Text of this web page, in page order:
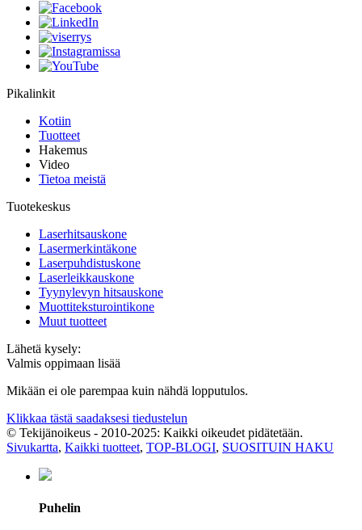
Pikalinkit
Kotiin
Tuotteet
Hakemus
Video
Tietoa meistä
Tuotekeskus
Laserhitsauskone
Lasermerkintäkone
Laserpuhdistuskone
Laserleikkauskone
Tyynylevyn hitsauskone
Muottiteksturointikone
Muut tuotteet
Lähetä kysely:
Valmis oppimaan lisää
Mikään ei ole parempaa kuin nähdä lopputulos.
Klikkaa tästä saadaksesi tiedustelun
© Tekijänoikeus - 2010-2025: Kaikki oikeudet pidätetään.
Sivukartta, Kaikki tuotteet, TOP-BLOGI, SUOSITUIN HAKU
Puhelin